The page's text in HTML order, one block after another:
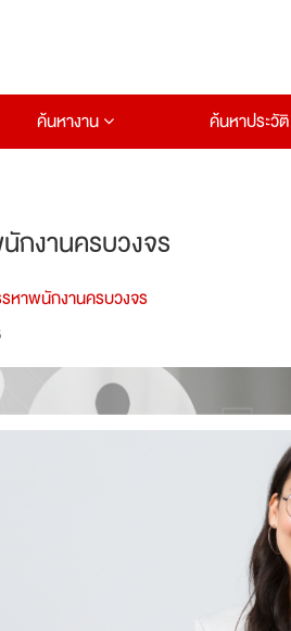
ค้นหางาน ค้นหาประวัติ
กงานครบวงจร
หาพนักงานครบวงจร